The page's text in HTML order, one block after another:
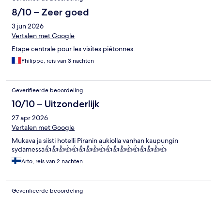
8/10 – Zeer goed
3 jun 2026
Vertalen met Google
Etape centrale pour les visites piétonnes.
Philippe, reis van 3 nachten
Geverifieerde beoordeling
10/10 – Uitzonderlijk
27 apr 2026
Vertalen met Google
Mukava ja siisti hotelli Piranin aukiolla vanhan kaupungin
sydämessä👍👍👍👍👍👍👍👍👍👍👍👍👍👍👍👍👍👍
Arto, reis van 2 nachten
Geverifieerde beoordeling